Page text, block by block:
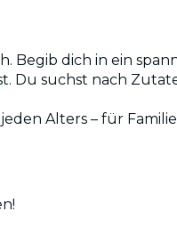
Begib dich in ein
Du suchst nach
Alters – für